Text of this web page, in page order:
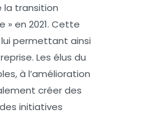
la transition
» en 2021. Cette
permettant ainsi
Les élus du
, à l’amélioration
créer des
initiatives